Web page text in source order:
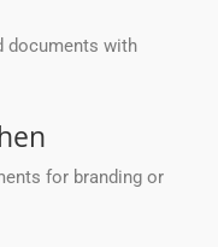
documents with
for branding or